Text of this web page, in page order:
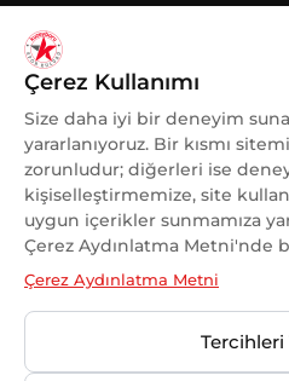
KADINA VE
OLMAKTAN
Çerez Kullanımı
Size daha iyi bir deneyim
yararlanıyoruz. Bir kısmı
zorunludur; diğerleri ise
kişiselleştirmemize, site
uygun içerikler sunmamıza
Çerez Aydınlatma Metni'nde
Çerez Aydınlatma Metni
Tercihleri